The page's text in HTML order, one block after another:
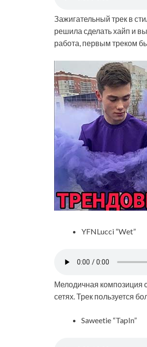
Зажигательный трек в
решила сделать хайп и
работа, первым треком
YFNLucci “Wet”
Мелодичная композиция
сетях. Трек пользуется
Saweetie “TapIn”